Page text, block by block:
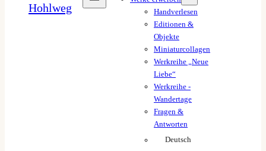
Hohlweg
Handverlesen
Editionen &
Objekte
Miniaturcollagen
Werkreihe „Neue
Liebe“
Werkreihe -
Wandertage
Fragen &
Antworten
Deutsch